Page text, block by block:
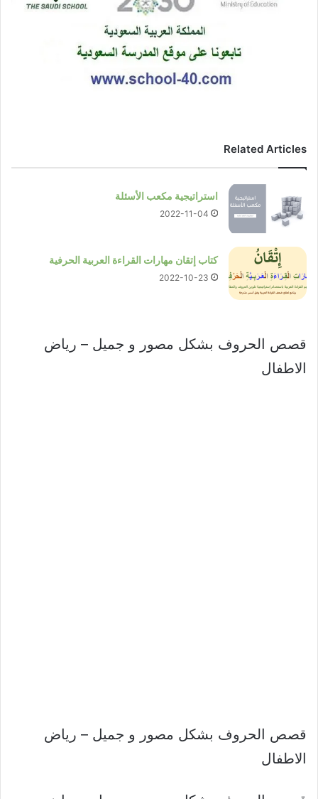
Related Articles
استراتيجية مكعب الأسئلة
2022-11-04
كتاب إتقان مهارات القراءة العربية الحرفية
2022-10-23
قصص الحروف بشكل مصور و جميل – رياض
الاطفال
قصص الحروف بشكل مصور و جميل – رياض
الاطفال